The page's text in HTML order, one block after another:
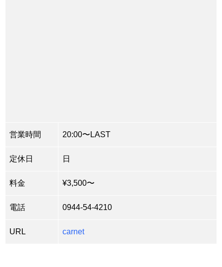
営業時間 20:00〜LAST
定休日 日
料金 ¥3,500〜
電話 0944-54-4210
URL carnet